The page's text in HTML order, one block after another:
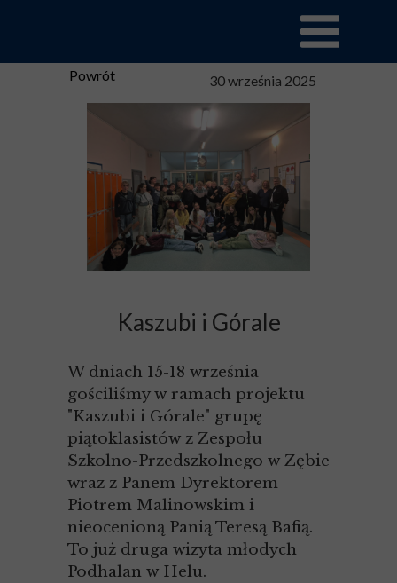
Powrót 30 września 2025
Kaszubi i Górale
W dniach 15-18 września
gościliśmy w ramach projektu
"Kaszubi i Górale" grupę
piątoklasistów z Zespołu
Szkolno-Przedszkolnego w Zębie
wraz z Panem Dyrektorem
Piotrem Malinowskim i
nieocenioną Panią Teresą Bafią.
To już druga wizyta młodych
Podhalan w Helu.